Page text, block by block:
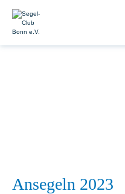
Ansegeln 2023